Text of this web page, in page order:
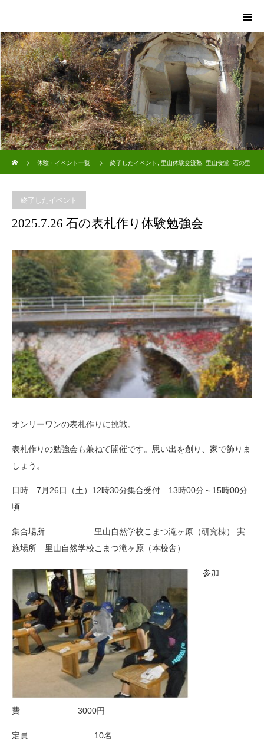
体験・イベント一覧
終了したイベント 里山体験交流塾 里山食堂 石の里
終了したイベント
2025.7.26 石の表札作り体験勉強会
オンリーワンの表札作りに挑戦。
表札作りの勉強会も兼ねて開催です。思い出を創り、家で飾りま
しょう。
日時 7月26日（土）12時30分集合受付 13時00分～15時00分
頃
集合場所 里山自然学校こまつ滝ヶ原（研究棟） 実
施場所 里山自然学校こまつ滝ヶ原（本校舎）
参加
費 3000円
定員 10名